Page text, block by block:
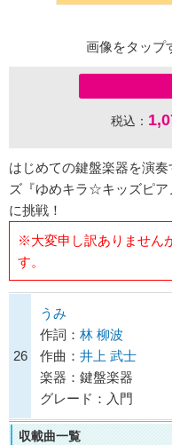
画像をタップ
税込：
はじめての鍵盤楽器を演
ズ『ゆめキラ☆キッズピア
に挑戦！
※大変申し訳ありません
す。
26
うみ
作詞： 林 柳波
作曲： 井上 武士
楽器：鍵盤楽器
グレード：入門
収載曲一覧